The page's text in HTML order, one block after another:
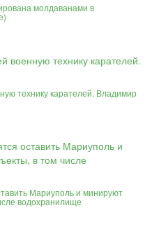
молдаванами в
технику карателей. Владимир
Мариуполь и минируют
водохранилище